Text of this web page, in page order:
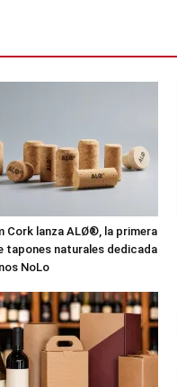
Cork lanza ALØ®, la primera
tapones naturales dedicada
NoLo